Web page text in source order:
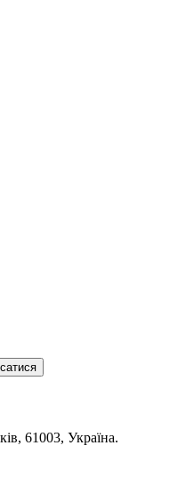
61003, Україна.